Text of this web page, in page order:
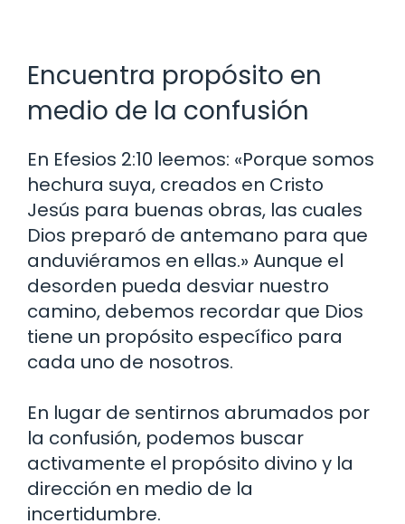
Encuentra propósito en
medio de la confusión
En Efesios 2:10 leemos: «Porque somos
hechura suya, creados en Cristo
Jesús para buenas obras, las cuales
Dios preparó de antemano para que
anduviéramos en ellas.» Aunque el
desorden pueda desviar nuestro
camino, debemos recordar que Dios
tiene un propósito específico para
cada uno de nosotros.
En lugar de sentirnos abrumados por
la confusión, podemos buscar
activamente el propósito divino y la
dirección en medio de la
incertidumbre.